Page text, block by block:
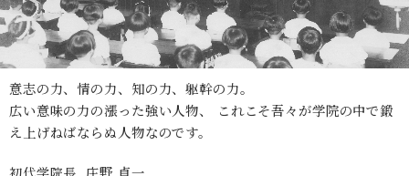
意志の力、情の力、知の力、躯幹の力。
広い意味の力の漲った強い人物、
これこそ吾々が学院の中で鍛
え上げねばならぬ人物なのです。
初代学院長 庄野 貞一